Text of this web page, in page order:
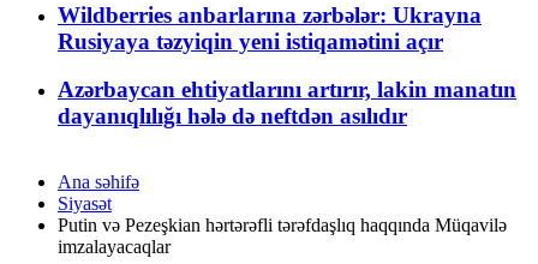
Wildberries anbarlarına zərbələr: Ukrayna
Rusiyaya təzyiqin yeni istiqamətini açır
Azərbaycan ehtiyatlarını artırır, lakin manatın
dayanıqlılığı hələ də neftdən asılıdır
Ana səhifə
Siyasət
Putin və Pezeşkian hərtərəfli tərəfdaşlıq haqqında Müqavilə
imzalayacaqlar